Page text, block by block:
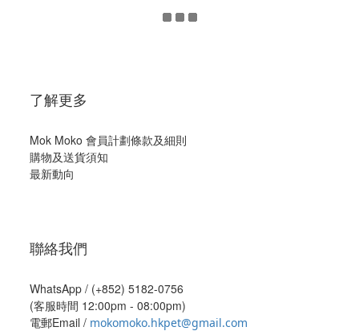
了解更多
Mok Moko 會員計劃條款及細則
購物及送貨須知
最新動向
聯絡我們
WhatsApp / (+852) 5182-0756
(客服時間 12:00pm - 08:00pm)
電郵Email / mokomoko.hkpet@gmail.com